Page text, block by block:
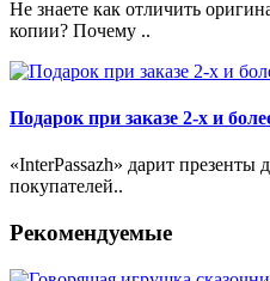
Не знаете как отличить
копии? Почему ..
Подарок при заказе 2-х и
«InterPassazh» дарит
покупателей..
Рекомендуемые